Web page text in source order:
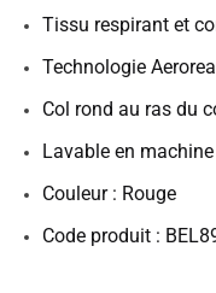
Tissu respirant et
Technologie
Col rond au ras du
Lavable en machine
Couleur : Rouge
Code produit :